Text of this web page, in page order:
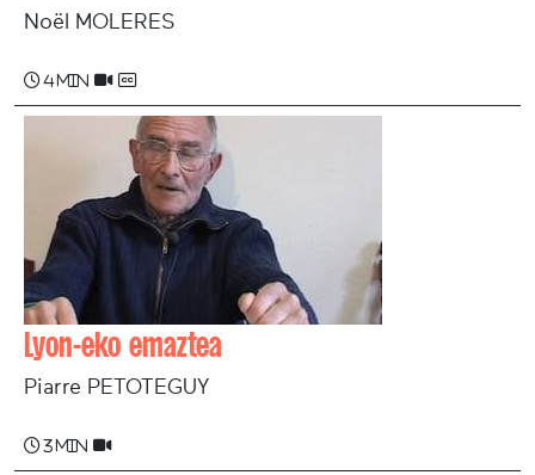
Noël MOLERES
4 min
Lyon-eko emaztea
Piarre PETOTEGUY
3 min